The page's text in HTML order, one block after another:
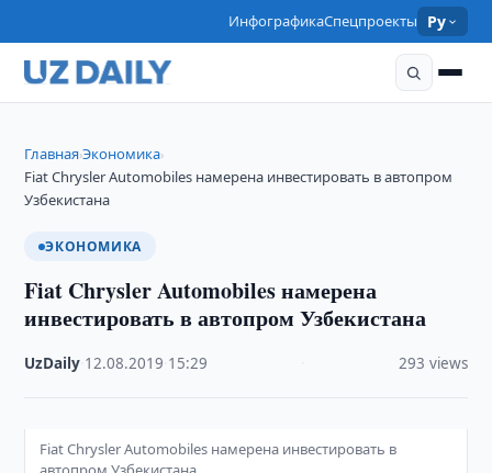
ИнфографикаСпецпроекты Ру
Главная›Экономика›
Fiat Chrysler Automobiles намерена инвестировать в автопром
Узбекистана
ЭКОНОМИКА
Fiat Chrysler Automobiles намерена
инвестировать в автопром Узбекистана
UzDaily 12.08.2019 15:29 293 views
Fiat Chrysler Automobiles намерена инвестировать в